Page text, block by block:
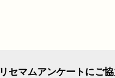
リセマムアンケートにご